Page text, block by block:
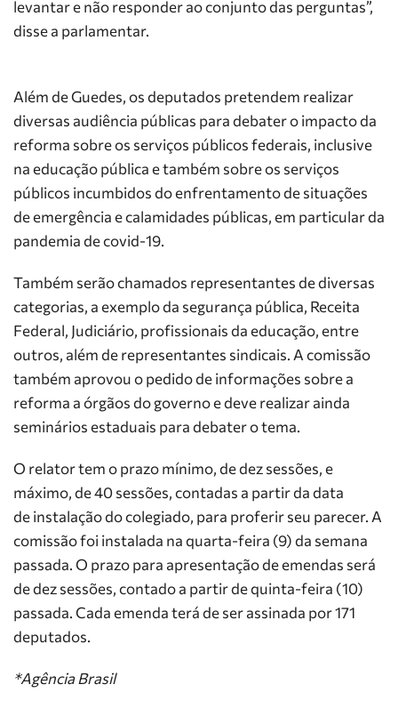
levantar e não responder ao conjunto das perguntas”,
disse a parlamentar.
Além de Guedes, os deputados pretendem realizar
diversas audiência públicas para debater o impacto da
reforma sobre os serviços públicos federais, inclusive
na educação pública e também sobre os serviços
públicos incumbidos do enfrentamento de situações
de emergência e calamidades públicas, em particular da
pandemia de covid-19.
Também serão chamados representantes de diversas
categorias, a exemplo da segurança pública, Receita
Federal, Judiciário, profissionais da educação, entre
outros, além de representantes sindicais. A comissão
também aprovou o pedido de informações sobre a
reforma a órgãos do governo e deve realizar ainda
seminários estaduais para debater o tema.
O relator tem o prazo mínimo, de dez sessões, e
máximo, de 40 sessões, contadas a partir da data
de instalação do colegiado, para proferir seu parecer. A
comissão foi instalada na quarta-feira (9) da semana
passada. O prazo para apresentação de emendas será
de dez sessões, contado a partir de quinta-feira (10)
passada. Cada emenda terá de ser assinada por 171
deputados.
*Agência Brasil